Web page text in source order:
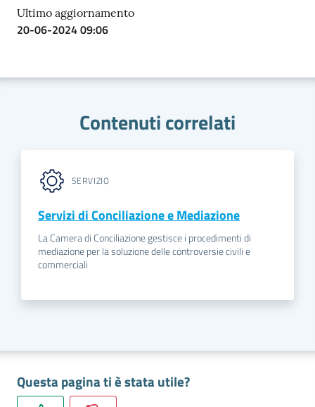
tra
ti
Ultimo aggiornamento
20-06-2024 09:06
Contenuti correlati
SERVIZIO
Servizi di Conciliazione e Mediazione
La Camera di Conciliazione gestisce i procedimenti di
mediazione per la soluzione delle controversie civili e
commerciali
Questa pagina ti è stata utile?